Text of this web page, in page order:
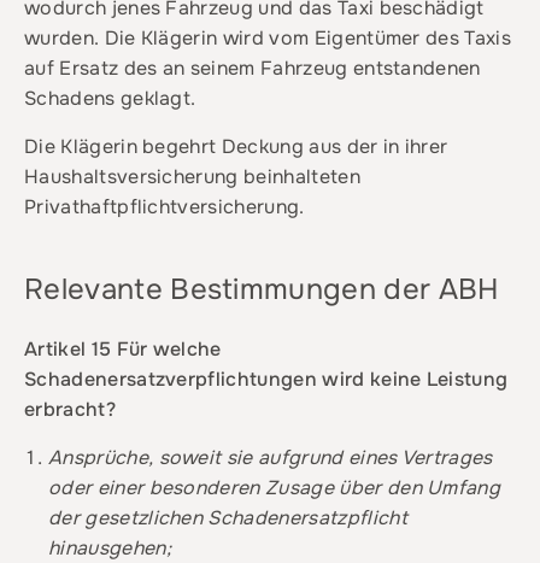
wodurch jenes Fahrzeug und das Taxi beschädigt
wurden. Die Klägerin wird vom Eigentümer des Taxis
auf Ersatz des an seinem Fahrzeug entstandenen
Schadens geklagt.
Die Klägerin begehrt Deckung aus der in ihrer
Haushaltsversicherung beinhalteten
Privathaftpflichtversicherung.
Relevante Bestimmungen der ABH
Artikel 15 Für welche
Schadenersatzverpflichtungen wird keine Leistung
erbracht?
Ansprüche, soweit sie aufgrund eines Vertrages
oder einer besonderen Zusage über den Umfang
der gesetzlichen Schadenersatzpflicht
hinausgehen;